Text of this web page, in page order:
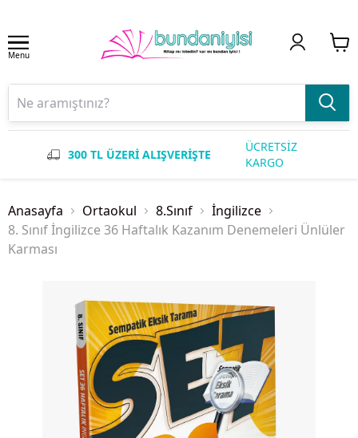
Menu
300 TL ÜZERİ ALIŞVERİŞTE
ÜCRETSİZ
KARGO
Anasayfa Ortaokul 8.Sınıf
İngilizce
8. Sınıf İngilizce 36 Haftalık Kazanım Denemeleri Ünlüler
Karması